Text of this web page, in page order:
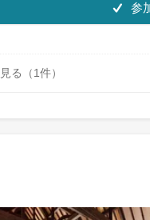
参
見る（1件）